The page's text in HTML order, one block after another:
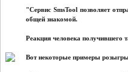
"Сервис SmsTool позволяет
общей знакомой.
Реакция человека получившего
Вот некоторые примеры